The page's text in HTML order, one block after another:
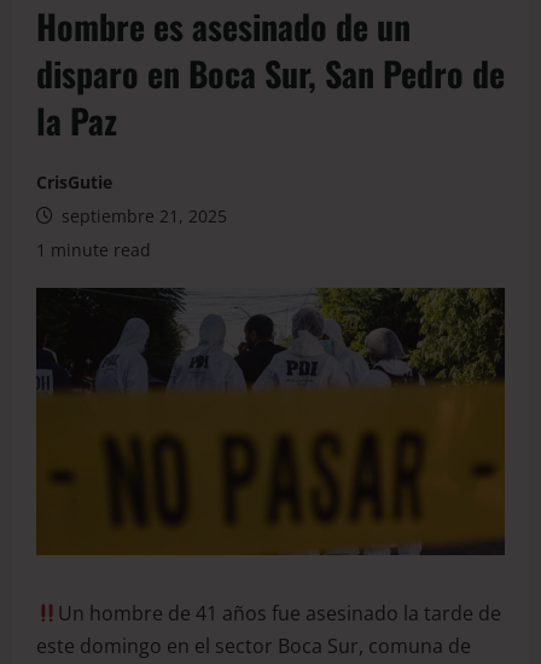
Hombre es asesinado de un
disparo en Boca Sur, San Pedro de
la Paz
CrisGutie
septiembre 21, 2025
1 minute read
Un hombre de 41 años fue asesinado la tarde de
este domingo en el sector Boca Sur, comuna de